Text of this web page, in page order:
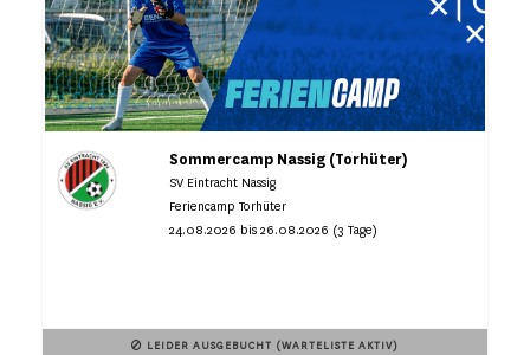
Sommercamp Nassig (Torhüter)
SV Eintracht Nassig
Feriencamp Torhüter
24.08.2026 bis 26.08.2026 (3 Tage)
LEIDER AUSGEBUCHT (WARTELISTE AKTIV)